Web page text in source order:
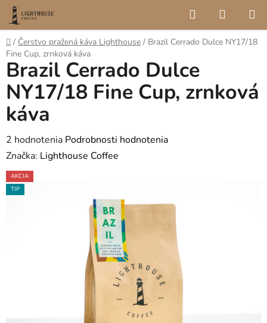
Prejsť
obsah
Hľadať
KOŠÍK
Domov
/ Čerstvo pražená káva Lighthouse / Brazil Cerrado Dulce NY17/18
Fine Cup, zrnková káva
Brazil Cerrado Dulce
NY17/18 Fine Cup, zrnková
káva
Priemerné
hodnotenie
produktu
je
2 hodnotenia Podrobnosti hodnotenia
Značka: Lighthouse Coffee
AKCIA
TIP